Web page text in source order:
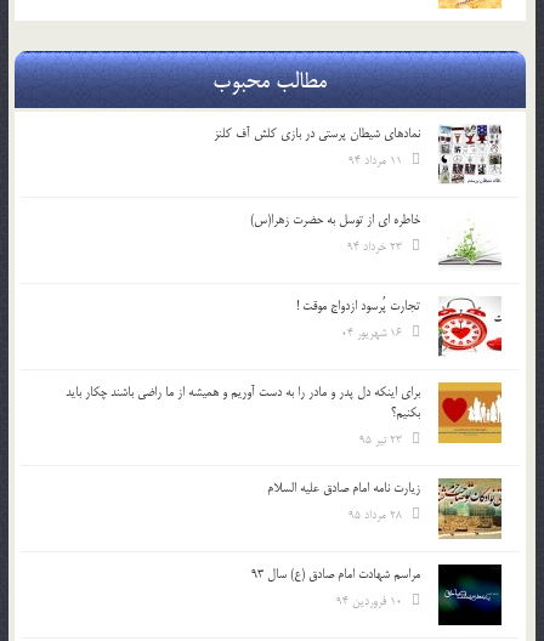
مطالب محبوب
نمادهای شیطان پرستی در بازی کلش آف کلنز
خاطره ای از توسل به حضرت زهرا(س)
تجارت پُرسود ازدواج موقت !
براي اينكه دل پدر و مادر را به دست آوريم و هميشه از ما راضي باشند چكار بايد
بكنيم؟
زیارت نامه امام صادق علیه السلام
مراسم شهادت امام صادق (ع) سال 93